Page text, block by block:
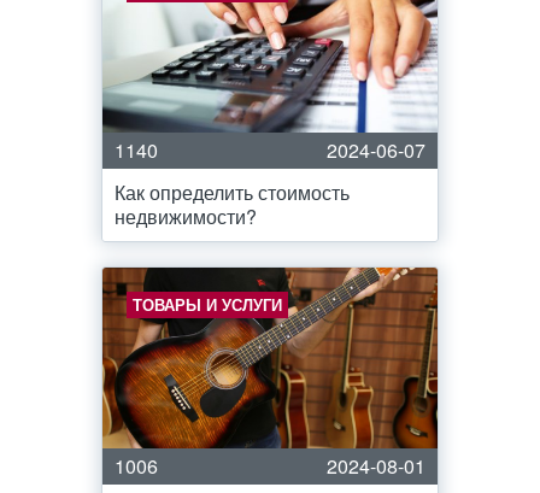
1140
2024-06-07
Как определить стоимость
недвижимости?
ТОВАРЫ И УСЛУГИ
1006
2024-08-01